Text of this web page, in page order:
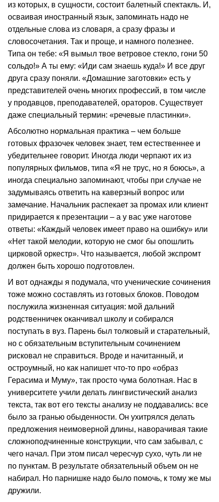
из которых, в сущности, состоит балетный спектакль. И,
осваивая иностранный язык, запоминать надо не
отдельные слова из словаря, а сразу фразы и
словосочетания. Так и проще, и намного полезнее.
Типа он тебе: «Я вымыл твое ветровое стекло, гони 50
сольдо!» А ты ему: «Иди сам знаешь куда!» И все друг
друга сразу поняли. «Домашние заготовки» есть у
представителей очень многих профессий, в том числе
у продавцов, преподавателей, ораторов. Существует
даже специальный термин: «речевые пластинки».
Абсолютно нормальная практика – чем больше
готовых фразочек человек знает, тем естественнее и
убедительнее говорит. Иногда люди черпают их из
популярных фильмов, типа «Я не трус, но я боюсь», а
иногда специально запоминают, чтобы при случае не
задумываясь ответить на каверзный вопрос или
замечание. Начальник распекает за промах или клиент
придирается к презентации – а у вас уже наготове
ответы: «Каждый человек имеет право на ошибку» или
«Нет такой мелодии, которую не смог бы опошлить
цирковой оркестр». Что называется, любой экспромт
должен быть хорошо подготовлен.
И вот однажды я подумала, что ученические сочинения
тоже можно составлять из готовых блоков. Поводом
послужила жизненная ситуация: мой дальний
родственничек оканчивал школу и собирался
поступать в вуз. Парень был толковый и старательный,
но с обязательным вступительным сочинением
рисковал не справиться. Вроде и начитанный, и
остроумный, но как напишет что-то про «образ
Герасима и Муму», так просто чума болотная. Нас в
университете учили делать лингвистический анализ
текста, так вот его тексты анализу не поддавались: все
было за гранью обыденности. Он ухитрялся делать
предложения неимоверной длины, наворачивая такие
сложноподчиненные конструкции, что сам забывал, с
чего начал. При этом писал чересчур сухо, чуть ли не
по пунктам. В результате обязательный объем он не
набирал. Но парнишке надо было помочь, к тому же мы
дружили.